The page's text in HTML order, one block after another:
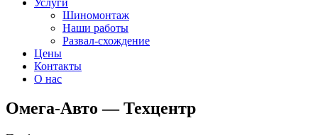
Шиномонтаж
Наши работы
Развал-схождение
Цены
Контакты
О нас
Омега-Авто — Техцентр